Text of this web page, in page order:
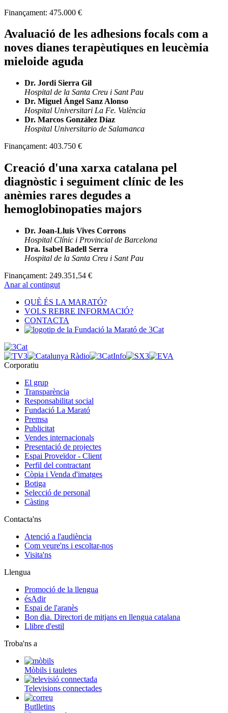
Finançament: 475.000 €
Avaluació de les adhesions focals com a
noves dianes terapèutiques en leucèmia
mieloide aguda
Dr. Jordi Sierra Gil
Hospital de la Santa Creu i Sant Pau
Dr. Miguel Ángel Sanz Alonso
Hospital Universitari La Fe. València
Dr. Marcos González Díaz
Hospital Universitario de Salamanca
Finançament: 403.750 €
Creació d'una xarxa catalana pel
diagnòstic i seguiment clínic de les
anèmies rares degudes a
hemoglobinopaties majors
Dr. Joan-Lluís Vives Corrons
Hospital Clínic i Provincial de Barcelona
Dra. Isabel Badell Serra
Hospital de la Santa Creu i Sant Pau
Finançament: 249.351,54 €
Anar al contingut
QUÈ ÉS LA MARATÓ?
VOLS REBRE INFORMACIÓ?
CONTACTA
Corporatiu
El grup
Transparència
Responsabilitat social
Fundació La Marató
Premsa
Publicitat
Vendes internacionals
Presentació de projectes
Espai Proveïdor - Client
Perfil del contractant
Còpia i Venda d'imatges
Botiga
Selecció de personal
Càsting
Contacta'ns
Atenció a l'audiència
Com veure'ns i escoltar-nos
Visita'ns
Llengua
Promoció de la llengua
ésAdir
Espai de l'aranès
Bon dia. Directori de mitjans en llengua catalana
Llibre d'estil
Troba'ns a
Mòbils i tauletes
Televisions connectades
Butlletins